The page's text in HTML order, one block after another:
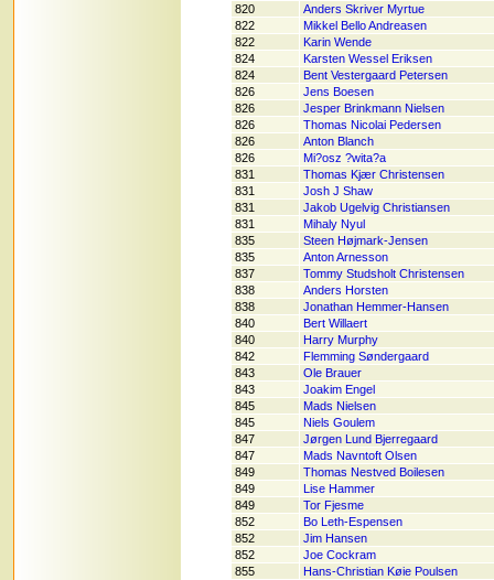
820
Anders Skriver Myrtue
822
Mikkel Bello Andreasen
822
Karin Wende
824
Karsten Wessel Eriksen
824
Bent Vestergaard Petersen
826
Jens Boesen
826
Jesper Brinkmann Nielsen
826
Thomas Nicolai Pedersen
826
Anton Blanch
826
Mi?osz ?wita?a
831
Thomas Kjær Christensen
831
Josh J Shaw
831
Jakob Ugelvig Christiansen
831
Mihaly Nyul
835
Steen Højmark-Jensen
835
Anton Arnesson
837
Tommy Studsholt Christensen
838
Anders Horsten
838
Jonathan Hemmer-Hansen
840
Bert Willaert
840
Harry Murphy
842
Flemming Søndergaard
843
Ole Brauer
843
Joakim Engel
845
Mads Nielsen
845
Niels Goulem
847
Jørgen Lund Bjerregaard
847
Mads Navntoft Olsen
849
Thomas Nestved Boilesen
849
Lise Hammer
849
Tor Fjesme
852
Bo Leth-Espensen
852
Jim Hansen
852
Joe Cockram
855
Hans-Christian Køie Poulsen